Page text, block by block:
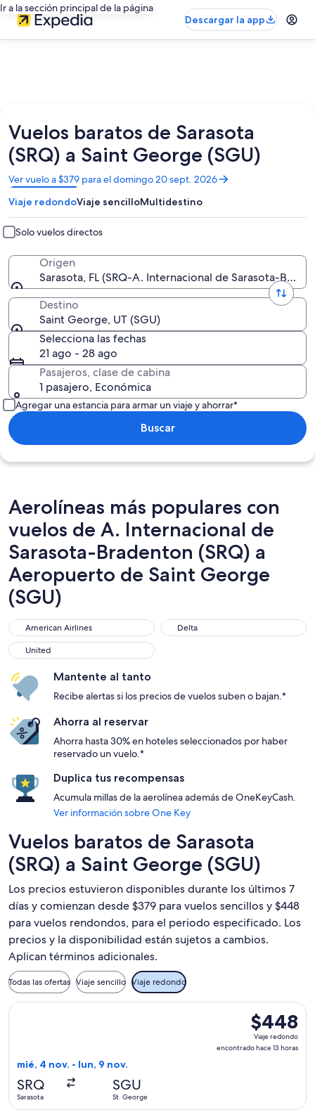
Ir a la sección principal de la página
Descargar la app
Vuelos baratos de Sarasota
(SRQ) a Saint George (SGU)
Ver vuelo a $379 para el domingo 20 sept. 2026
Se
abrirá
en
una
nueva
ventana
Viaje redondoViaje sencilloMultidestino
Solo vuelos directos
Origen
Sarasota, FL (SRQ-A. Internacional de Sarasota-
Destino
Saint George, UT (SGU)
Selecciona las fechas
21 ago - 28 ago
Pasajeros, clase de cabina
1 pasajero, Económica
Agregar una estancia para armar un viaje y ahorrar*
Buscar
Aerolíneas más populares con
vuelos de A. Internacional de
Sarasota-Bradenton (SRQ) a
Aeropuerto de Saint George
(SGU)
American Airlines
American Airlines Delta
Delta
United
United
Mantente al tanto
Recibe alertas si los precios de vuelos suben o bajan.*
Ahorra al reservar
Ahorra hasta 30% en hoteles seleccionados por haber
reservado un vuelo.*
Duplica tus recompensas
Acumula millas de la aerolínea además de OneKeyCash.
Ver información sobre One Key
Vuelos baratos de Sarasota
(SRQ) a Saint George (SGU)
Los precios estuvieron disponibles durante los últimos 7
días y comienzan desde $379 para vuelos sencillos y $448
para vuelos rendondos, para el periodo especificado. Los
precios y la disponibilidad están sujetos a cambios.
Aplican términos adicionales.
Todas las ofertas Viaje sencillo Viaje redondo
$448
Viaje
redondo,
$448
Viaje redondo
encontrado hace 13 horas
mié, 4 nov. - lun, 9 nov.
SRQ
Sarasota
SGU
St. George
Seleccionar vuelo de Delta, con salida el mié, 4 nov. desde